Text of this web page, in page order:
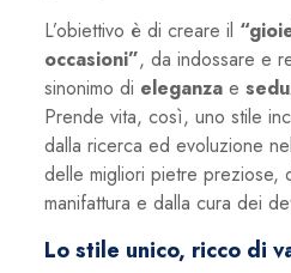
L’obiettivo è di creare il
occasioni”, da indossare e
sinonimo di eleganza e
Prende vita, così, uno stile
dalla ricerca ed evoluzione
delle migliori pietre preziose,
manifattura e dalla cura dei
Lo stile unico, ricco di